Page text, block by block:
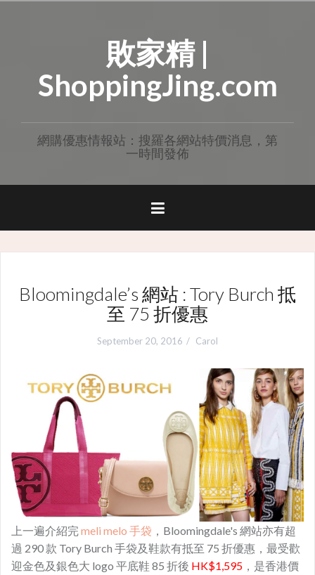
敗家精 |
ShoppingJing.com
網購優惠情報站：搜羅各網站特價消息，第
一時間發佈
Bloomingdale’s 網站 : Tory Burch 抵
至 75 折優惠
September 20, 2016 Carol
上一遍介紹完 meli melo 手袋 ，Bloomingdale's 網站亦有超
過 290 款 Tory Burch 手袋及鞋款有抵至 75 折優惠，最受歡
迎金色及銀色大 logo 平底鞋 85 折後 HK$1,595 ，是香港價